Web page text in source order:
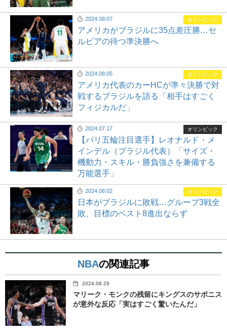
2024.08.07
アメリカがブラジルに35点差圧勝…セ
ルビアの待つ準決勝へ
オリンピック
2024.08.05
アメリカ代表のカーHCが準々決勝で対
戦するブラジルを語る「相手はすごく
フィジカルだ」
オリンピック
2024.07.17
【パリ五輪注目選手】レオナルド・メ
インデル（ブラジル代表）「サイズ・
機動力・スキル・勝負強さを兼備する
万能選手」
オリンピック
2024.08.02
日本がブラジルに敗戦…グループ3戦全
敗、目標のベスト8進出ならず
オリンピック
NBAの関連記事
2024.08.29
マリーク・モンクの残留にキングスのサボニス
が意外な反応「実はすごく驚いたんだ」